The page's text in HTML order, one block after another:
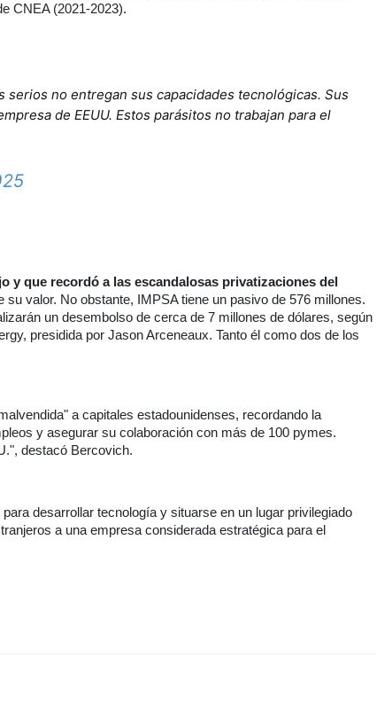
CNEA (2021-2023).
serios no entregan sus capacidades tecnológicas. Sus
de EEUU. Estos parásitos no trabajan para el
y que recordó a las escandalosas privatizaciones del
valor. No obstante, IMPSA tiene un pasivo de 576 millones.
un desembolso de cerca de 7 millones de dólares, según
presidida por Jason Arceneaux. Tanto él como dos de los
a capitales estadounidenses, recordando la
y asegurar su colaboración con más de 100 pymes.
destacó Bercovich.
desarrollar tecnología y situarse en un lugar privilegiado
a una empresa considerada estratégica para el